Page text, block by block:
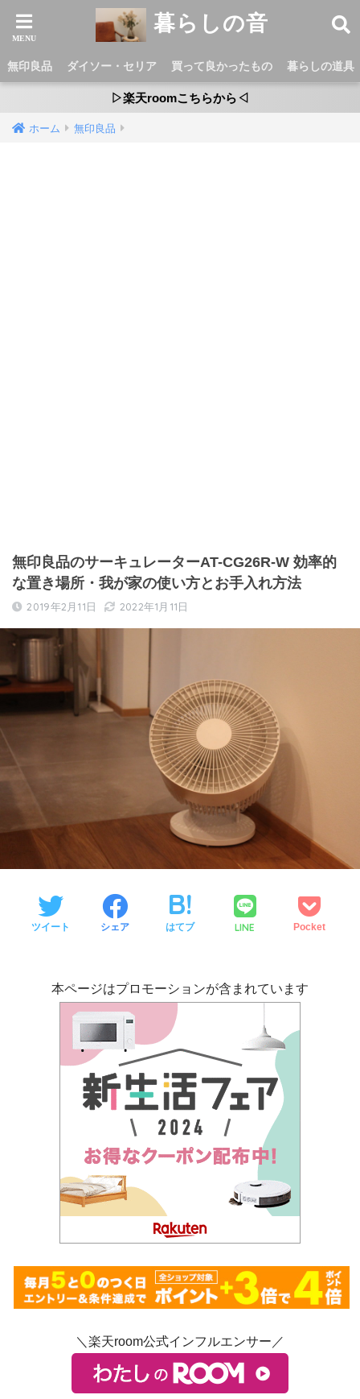
暮らしの音
無印良品 ダイソー・セリア 買って良かったもの 暮らしの道具
▷楽天roomこちらから◁
ホーム 無印良品
無印良品のサーキュレーターAT-CG26R-W 効率的
な置き場所・我が家の使い方とお手入れ方法
2019年2月11日 2022年1月11日
ツイート シェア はてブ LINE Pocket
本ページはプロモーションが含まれています
＼楽天room公式インフルエンサー／